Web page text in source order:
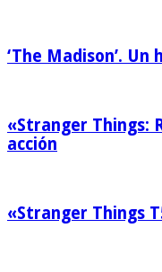
‘The Madison’. Un
«Stranger Things:
acción
«Stranger Things